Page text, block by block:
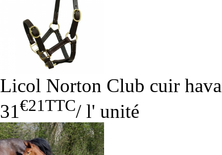
Licol Norton Club cuir
31€21TTC/ l' unité